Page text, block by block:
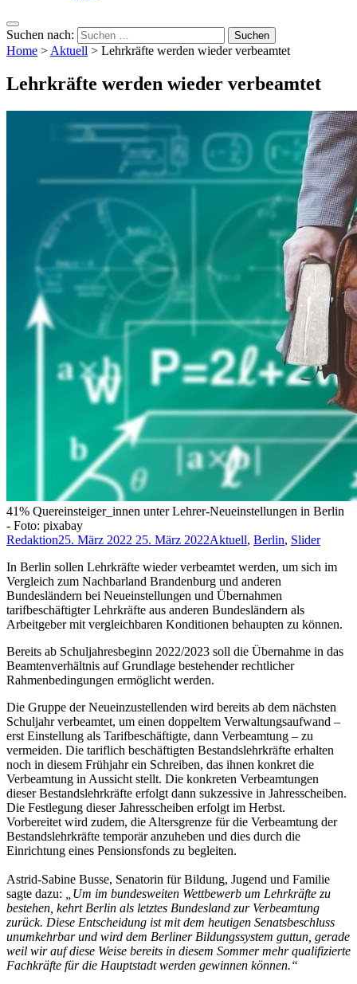
Suchen nach:
Home > Aktuell > Lehrkräfte werden wieder verbeamtet
Lehrkräfte werden wieder verbeamtet
41% Quereinsteiger_innen unter Lehrer-Neueinstellungen in Berlin
- Foto: pixabay
Redaktion25. März 2022 25. März 2022Aktuell, Berlin, Slider
In Berlin sollen Lehrkräfte wieder verbeamtet werden, um sich im
Vergleich zum Nachbarland Brandenburg und anderen
Bundesländern bei Neueinstellungen und Übernahmen
tarifbeschäftigter Lehrkräfte aus anderen Bundesländern als
Arbeitgeber mit vergleichbaren Konditionen behaupten zu können.
Bereits ab Schuljahresbeginn 2022/2023 soll die Übernahme in das
Beamtenverhältnis auf Grundlage bestehender rechtlicher
Rahmenbedingungen ermöglicht werden.
Die Gruppe der Neueinzustellenden wird bereits ab dem nächsten
Schuljahr verbeamtet, um einen doppeltem Verwaltungsaufwand –
erst Einstellung als Tarifbeschäftigte, dann Verbeamtung – zu
vermeiden. Die tariflich beschäftigten Bestandslehrkräfte erhalten
noch in diesem Frühjahr ein Schreiben, das ihnen konkret die
Verbeamtung in Aussicht stellt. Die konkreten Verbeamtungen
dieser Bestandslehrkräfte erfolgt dann sukzessive in Jahresscheiben.
Die Festlegung dieser Jahresscheiben erfolgt im Herbst.
Vorbereitet wird zudem, die Altersgrenze für die Verbeamtung der
Bestandslehrkräfte temporär anzuheben und dies durch die
Einrichtung eines Pensionsfonds zu begleiten.
Astrid-Sabine Busse, Senatorin für Bildung, Jugend und Familie
sagte dazu:
„Um im bundesweiten Wettbewerb um Lehrkräfte zu
bestehen, kehrt Berlin als letztes Bundesland zur Verbeamtung
zurück. Diese Entscheidung ist mit dem heutigen Senatsbeschluss
unumkehrbar und wird dem Berliner Bildungssystem guttun, gerade
weil wir auf diese Weise bereits in diesem Sommer mehr qualifizierte
Fachkräfte für die Hauptstadt werden gewinnen können.“